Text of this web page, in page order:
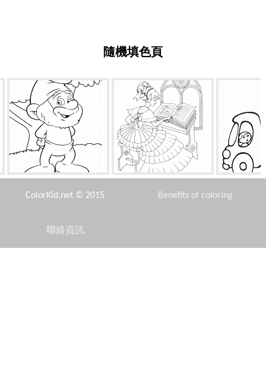
隨機填色頁
藍精靈的長老 讀童話 长颈鹿
ColorKid.net © 2015 Benefits of coloring
聯絡資訊